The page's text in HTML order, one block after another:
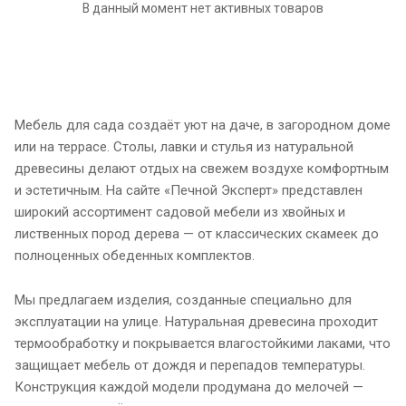
В данный момент нет активных товаров
Мебель для сада создаёт уют на даче, в загородном доме
или на террасе. Столы, лавки и стулья из натуральной
древесины делают отдых на свежем воздухе комфортным
и эстетичным. На сайте «Печной Эксперт» представлен
широкий ассортимент садовой мебели из хвойных и
лиственных пород дерева — от классических скамеек до
полноценных обеденных комплектов.
Мы предлагаем изделия, созданные специально для
эксплуатации на улице. Натуральная древесина проходит
термообработку и покрывается влагостойкими лаками, что
защищает мебель от дождя и перепадов температуры.
Конструкция каждой модели продумана до мелочей —